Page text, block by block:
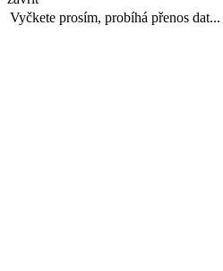
Vyčkete prosím, probíhá přenos dat...